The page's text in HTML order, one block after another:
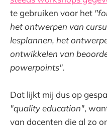
te gebruiken voor het
het ontwerpen van
lesplannen, het
ontwikkelen van
powerpoints".
Dat lijkt mij dus op
"quality education",
van docenten die al zo